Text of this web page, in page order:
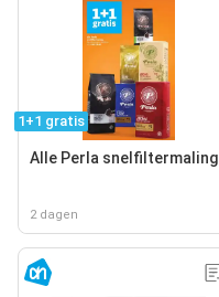
1+1 gratis
Alle Perla snelfiltermaling
2 dagen